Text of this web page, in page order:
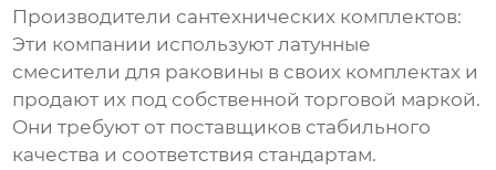
Производители сантехнических комплектов:
Эти компании используютлатунные
смесители для раковины в своих комплектах и
продают их под собственной торговой маркой.
Они требуют от поставщиков стабильного
качества и соответствия стандартам.